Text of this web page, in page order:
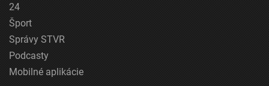
24
Šport
Správy STVR
Podcasty
Mobilné aplikácie